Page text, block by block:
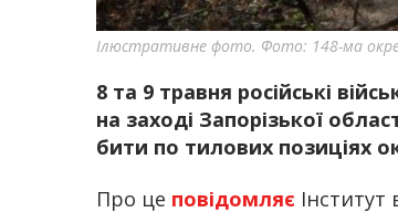
Ілюстративне фото. Фото: 148-ма
8 та 9 травня російські
на заході Запорізької
бити по тилових позиціях
Про це повідомляє